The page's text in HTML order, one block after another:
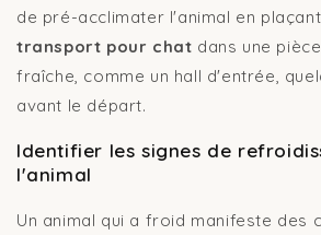
de pré-acclimater l'animal en
transport pour chat dans une
fraîche, comme un hall d'entrée,
avant le départ.
Identifier les signes de
l'animal
Un animal qui a froid manifeste des